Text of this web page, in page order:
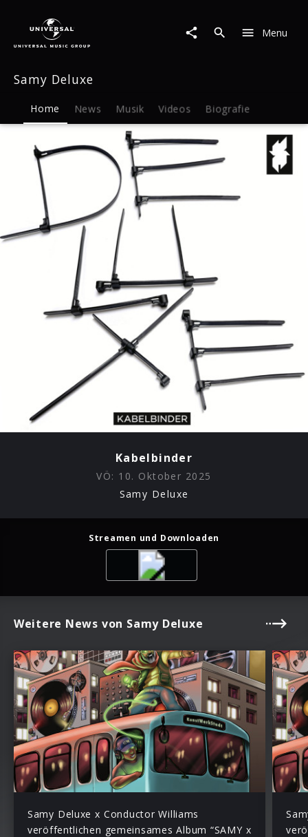
Musik
Merch
Menu
Samy Deluxe
Home News Musik Videos Biografie
Kabelbinder
VÖ: 10. Oktober 2025
Samy Deluxe
Streamen und Downloaden
Weitere News von Samy Deluxe
Samy Deluxe x Conductor Williams
veröffentlichen gemeinsames Album “SAMY x